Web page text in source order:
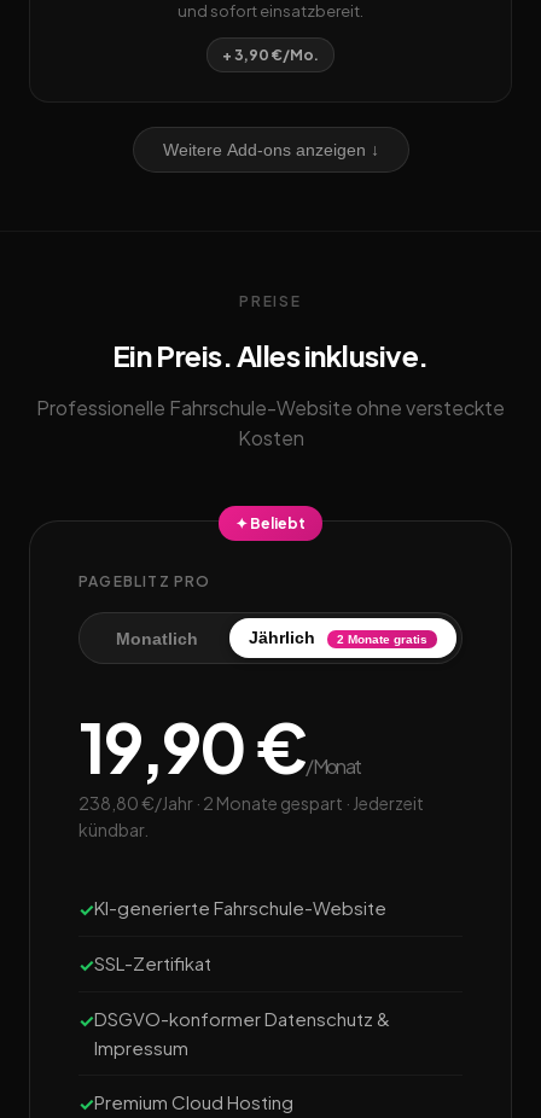
und sofort einsatzbereit.
+ 3,90 €/Mo.
Weitere Add-ons anzeigen ↓
PREISE
Ein Preis. Alles inklusive.
Professionelle Fahrschule-Website ohne versteckte
Kosten
✦ Beliebt
PAGEBLITZ PRO
Monatlich Jährlich 2 Monate gratis
19,90 €/Monat
238,80 €/Jahr · 2 Monate gespart · Jederzeit
kündbar.
KI-generierte Fahrschule-Website
SSL-Zertifikat
DSGVO-konformer Datenschutz &
Impressum
Premium Cloud Hosting